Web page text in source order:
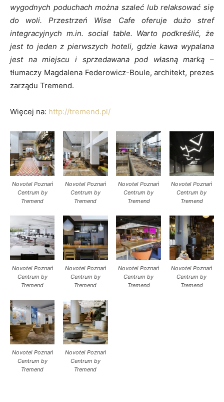
wygodnych poduchach można szaleć lub relaksować się
do woli. Przestrzeń Wise Cafe oferuje dużo stref
integracyjnych m.in. social table. Warto podkreślić, że
jest to jeden z pierwszych hoteli, gdzie kawa wypalana
jest na miejscu i sprzedawana pod własną marką –
tłumaczy Magdalena Federowicz-Boule, architekt, prezes
zarządu Tremend.
Więcej na: http://tremend.pl/
Novotel Poznań
Centrum by
Tremend
Novotel Poznań
Centrum by
Tremend
Novotel Poznań
Centrum by
Tremend
Novotel Poznań
Centrum by
Tremend
Novotel Poznań
Centrum by
Tremend
Novotel Poznań
Centrum by
Tremend
Novotel Poznań
Centrum by
Tremend
Novotel Poznań
Centrum by
Tremend
Novotel Poznań
Centrum by
Tremend
Novotel Poznań
Centrum by
Tremend